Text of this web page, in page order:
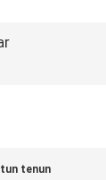
tenun